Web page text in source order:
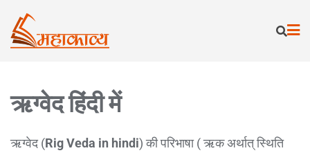
ऋग्वेद हिंदी में
ऋग्वेद (Rig Veda in hindi) की परिभाषा ( ऋक अर्थात् स्थिति